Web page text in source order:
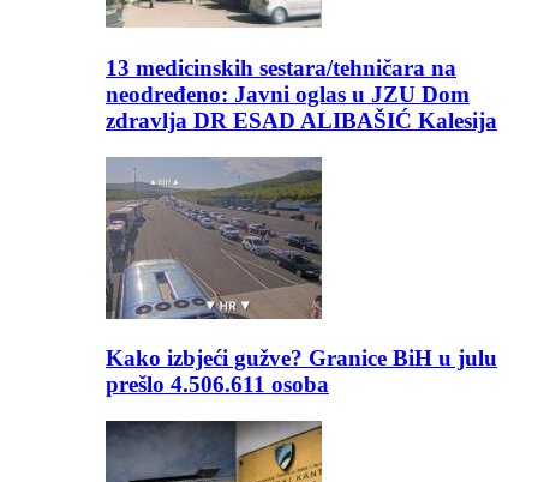
13 medicinskih sestara/tehničara na
neodređeno: Javni oglas u JZU Dom
zdravlja DR ESAD ALIBAŠIĆ Kalesija
Kako izbjeći gužve? Granice BiH u julu
prešlo 4.506.611 osoba